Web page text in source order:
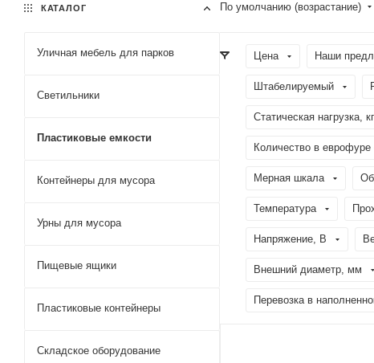
По умолчанию (возрастание)
Цена Наши
Штабелируемый
Статическая нагрузка, кг
Количество в еврофуре
Мерная шкала
Температура
Напряжение, В
Внешний диаметр, мм
Перевозка в
КАТАЛОГ
Уличная мебель для парков
Светильники
Пластиковые емкости
Контейнеры для мусора
Урны для мусора
Пищевые ящики
Пластиковые контейнеры
Складское оборудование